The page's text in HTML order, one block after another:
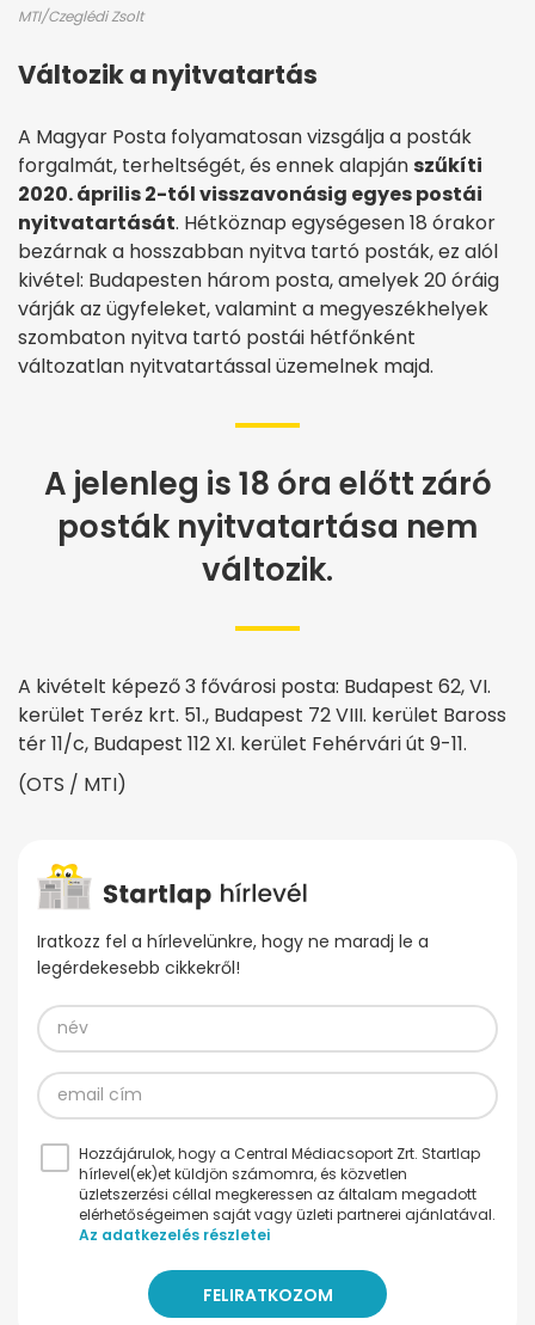
MTI/Czeglédi Zsolt
Változik a nyitvatartás
A Magyar Posta folyamatosan vizsgálja a posták
forgalmát, terheltségét, és ennek alapján szűkíti
2020. április 2-tól visszavonásig egyes postái
nyitvatartását. Hétköznap egységesen 18 órakor
bezárnak a hosszabban nyitva tartó posták, ez alól
kivétel: Budapesten három posta, amelyek 20 óráig
várják az ügyfeleket, valamint a megyeszékhelyek
szombaton nyitva tartó postái hétfőnként
változatlan nyitvatartással üzemelnek majd.
A jelenleg is 18 óra előtt záró
posták nyitvatartása nem
változik.
A kivételt képező 3 fővárosi posta: Budapest 62, VI.
kerület Teréz krt. 51., Budapest 72 VIII. kerület Baross
tér 11/c, Budapest 112 XI. kerület Fehérvári út 9-11.
(OTS / MTI)
Iratkozz fel a hírlevelünkre, hogy ne maradj le a
legérdekesebb cikkekről!
Hozzájárulok, hogy a Central Médiacsoport Zrt. Startlap
hírlevel(ek)et küldjön számomra, és közvetlen
üzletszerzési céllal megkeressen az általam megadott
elérhetőségeimen saját vagy üzleti partnerei ajánlatával.
Az adatkezelés részletei